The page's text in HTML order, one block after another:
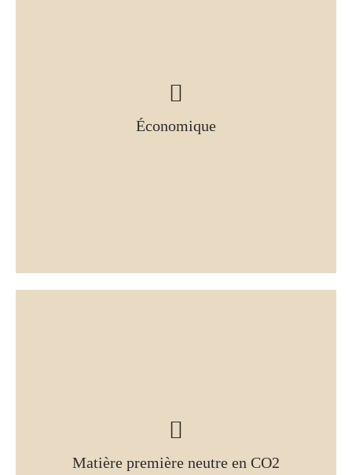
Économique
Matière première neutre en CO2